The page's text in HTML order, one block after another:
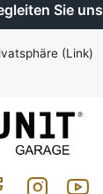
Sie uns
(Link)